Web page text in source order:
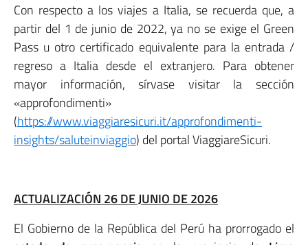
Con respecto a los viajes a Italia, se recuerda que, a
partir del 1 de junio de 2022, ya no se exige el Green
Pass u otro certificado equivalente para la entrada /
regreso a Italia desde el extranjero. Para obtener
mayor información, sírvase visitar la sección
«approfondimenti»
(https://www.viaggiaresicuri.it/approfondimenti-
insights/saluteinviaggio) del portal ViaggiareSicuri.
ACTUALIZACIÓN 26 DE JUNIO DE 2026
El Gobierno de la República del Perú ha prorrogado el